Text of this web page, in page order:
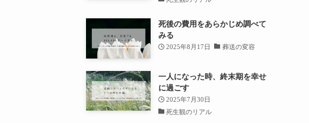
死後の費用をあらかじめ調べて
みる
2025年8月17日 葬送の変容
一人になった時、終末期を幸せ
に過ごす
2025年7月30日
死生観のリアル